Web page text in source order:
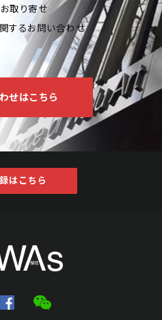
取り寄せ
するお問い合わせ
せはこちら
はこちら